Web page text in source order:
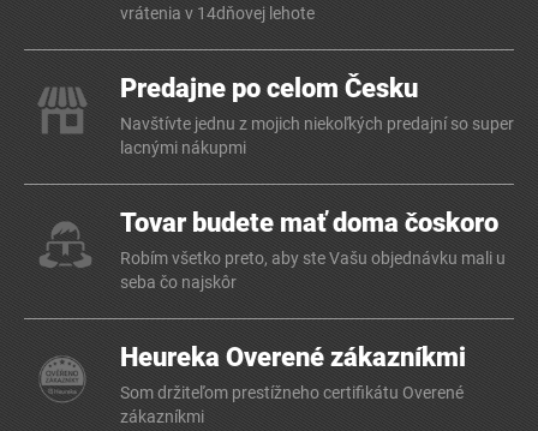
vrátenia v 14dňovej lehote
Predajne po celom Česku
Navštívte jednu z mojich niekoľkých predajní so super
lacnými nákupmi
Tovar budete mať doma čoskoro
Robím všetko preto, aby ste Vašu objednávku mali u
seba čo najskôr
Heureka Overené zákazníkmi
Som držiteľom prestížneho certifikátu Overené
zákazníkmi